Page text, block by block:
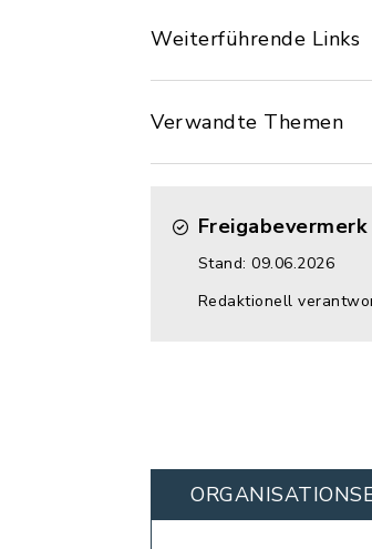
Weiterführende Links
Verwandte Themen
Freigabevermerk
Stand: 09.06.2026
Redaktionell